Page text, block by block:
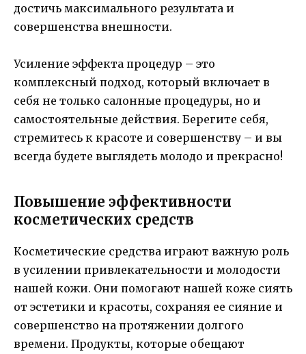
достичь максимального результата и
совершенства внешности.
Усиление эффекта процедур – это
комплексный подход, который включает в
себя не только салонные процедуры, но и
самостоятельные действия. Берегите себя,
стремитесь к красоте и совершенству – и вы
всегда будете выглядеть молодо и прекрасно!
Повышение эффективности
косметических средств
Косметические средства играют важную роль
в усилении привлекательности и молодости
нашей кожи. Они помогают нашей коже сиять
от эстетики и красоты, сохраняя ее сияние и
совершенство на протяжении долгого
времени. Продукты, которые обещают